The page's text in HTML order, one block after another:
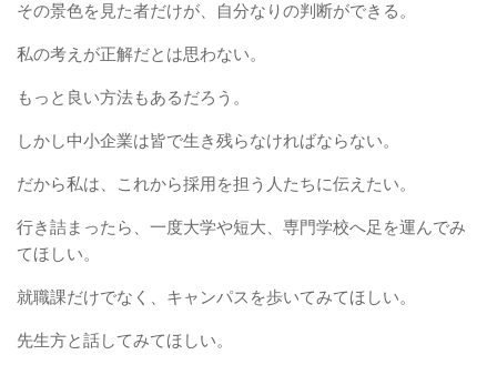
その景色を見た者だけが、自分なりの判断ができる。
私の考えが正解だとは思わない。
もっと良い方法もあるだろう。
しかし中小企業は皆で生き残らなければならない。
だから私は、これから採用を担う人たちに伝えたい。
行き詰まったら、一度大学や短大、専門学校へ足を運んでみ
てほしい。
就職課だけでなく、キャンパスを歩いてみてほしい。
先生方と話してみてほしい。